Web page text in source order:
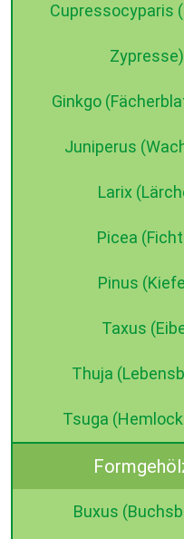
Cupressocyparis
Zypresse)
Ginkgo
Juniperus
Larix
Picea
Pinus
Taxus
Thuja
Tsuga
Buxus